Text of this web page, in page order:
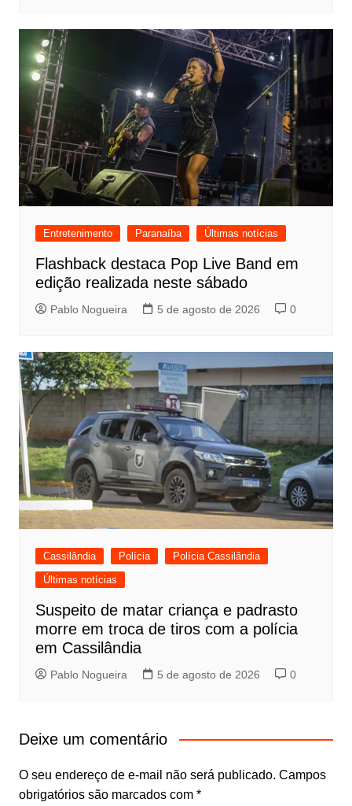
Entretenimento Paranaíba Últimas notícias
Flashback destaca Pop Live Band em
edição realizada neste sábado
Pablo Nogueira 5 de agosto de 2026 0
Cassilândia Polícia
Polícia Cassilândia
Últimas notícias
Suspeito de matar criança e padrasto
morre em troca de tiros com a polícia
em Cassilândia
Pablo Nogueira 5 de agosto de 2026 0
Deixe um comentário
O seu endereço de e-mail não será publicado. Campos
obrigatórios são marcados com *